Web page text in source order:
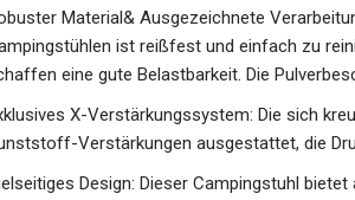
Material& Ausgezeichnete
ist reißfest und einfach zu
eine gute Belastbarkeit. Die
X-Verstärkungssystem: Die sich
Verstärkungen ausgestattet, die
Design: Dieser Campingstuhl